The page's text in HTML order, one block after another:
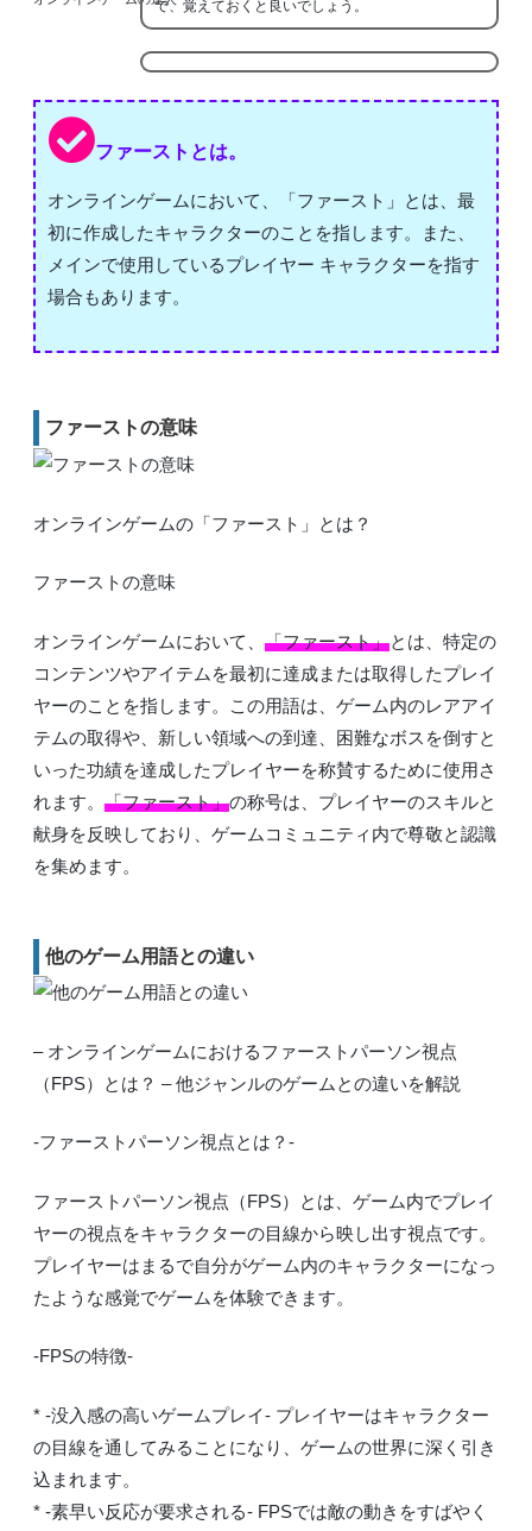
で、覚えておくと良いでしょう。
ファーストとは。
オンラインゲームにおいて、「ファースト」とは、最
初に作成したキャラクターのことを指します。また、
メインで使用しているプレイヤー キャラクターを指す
場合もあります。
ファーストの意味
オンラインゲームの「ファースト」とは？
ファーストの意味
オンラインゲームにおいて、 「ファースト」とは、特定の
コンテンツやアイテムを最初に達成または取得したプレイ
ヤーのことを指します。この用語は、ゲーム内のレアアイ
テムの取得や、新しい領域への到達、困難なボスを倒すと
いった功績を達成したプレイヤーを称賛するために使用さ
れます。 「ファースト」の称号は、プレイヤーのスキルと
献身を反映しており、ゲームコミュニティ内で尊敬と認識
を集めます。
他のゲーム用語との違い
– オンラインゲームにおけるファーストパーソン視点
（FPS）とは？ – 他ジャンルのゲームとの違いを解説
-ファーストパーソン視点とは？-
ファーストパーソン視点（FPS）とは、ゲーム内でプレイ
ヤーの視点をキャラクターの目線から映し出す視点です。
プレイヤーはまるで自分がゲーム内のキャラクターになっ
たような感覚でゲームを体験できます。
-FPSの特徴-
* -没入感の高いゲームプレイ- プレイヤーはキャラクター
の目線を通してみることになり、ゲームの世界に深く引き
込まれます。
* -素早い反応が要求される- FPSでは敵の動きをすばやく